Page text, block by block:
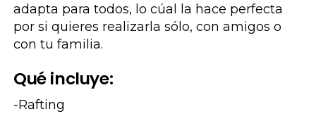
adapta para todos, lo cúal la hace perfecta
por si quieres realizarla sólo, con amigos o
con tu familia.
Qué incluye:
-Rafting